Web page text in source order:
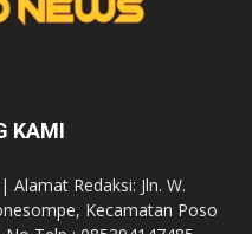
KAMI
Alamat Redaksi: Jln. W.
Kecamatan Poso